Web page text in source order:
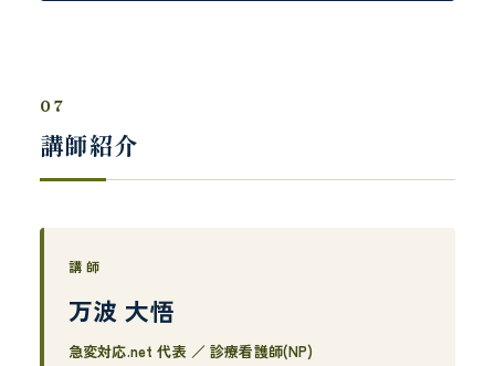
07
講師紹介
講師
万波 大悟
急変対応.net 代表 ／ 診療看護師(NP)